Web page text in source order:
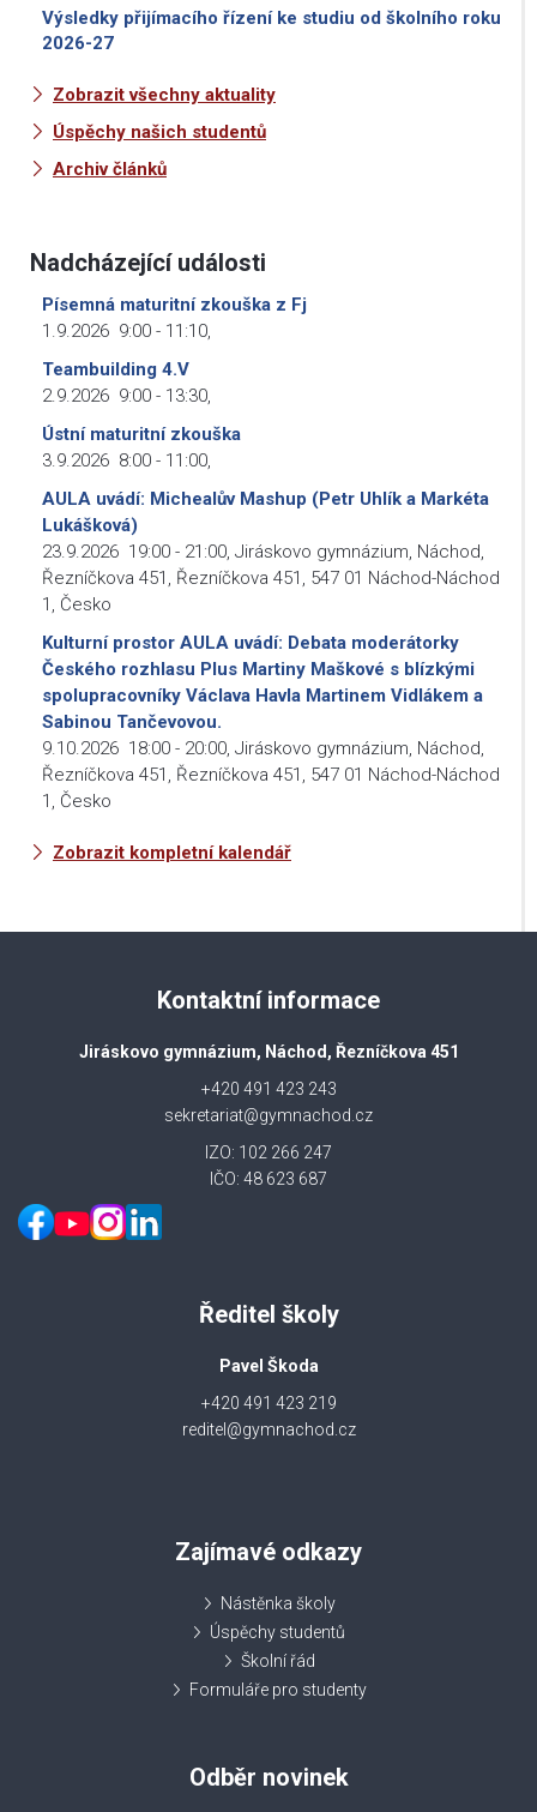
Výsledky přijímacího řízení ke studiu od školního roku
2026-27
Zobrazit všechny aktuality
Úspěchy našich studentů
Archiv článků
Nadcházející události
Písemná maturitní zkouška z Fj
1.9.2026 9:00 - 11:10,
Teambuilding 4.V
2.9.2026 9:00 - 13:30,
Ústní maturitní zkouška
3.9.2026 8:00 - 11:00,
AULA uvádí: Michealův Mashup (Petr Uhlík a Markéta
Lukášková)
23.9.2026 19:00 - 21:00, Jiráskovo gymnázium, Náchod,
Řezníčkova 451, Řezníčkova 451, 547 01 Náchod-Náchod
1, Česko
Kulturní prostor AULA uvádí: Debata moderátorky
Českého rozhlasu Plus Martiny Maškové s blízkými
spolupracovníky Václava Havla Martinem Vidlákem a
Sabinou Tančevovou.
9.10.2026 18:00 - 20:00, Jiráskovo gymnázium, Náchod,
Řezníčkova 451, Řezníčkova 451, 547 01 Náchod-Náchod
1, Česko
Zobrazit kompletní kalendář
Kontaktní informace
Jiráskovo gymnázium, Náchod, Řezníčkova 451
+420 491 423 243
sekretariat@gymnachod.cz
IZO: 102 266 247
IČO: 48 623 687
Ředitel školy
Pavel Škoda
+420 491 423 219
reditel@gymnachod.cz
Zajímavé odkazy
Nástěnka školy
Úspěchy studentů
Školní řád
Formuláře pro studenty
Odběr novinek